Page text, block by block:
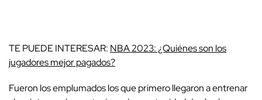
TE PUEDE INTERESAR: NBA 2023: ¿Quiénes son los
jugadores mejor pagados?
Fueron los emplumados los que primero llegaron a entrenar